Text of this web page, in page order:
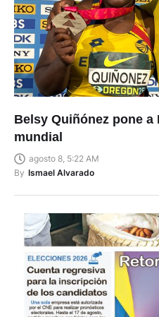
Belsy Quiñónez pone
mundial
agosto 8, 5:22 AM
By Ismael Alvarado